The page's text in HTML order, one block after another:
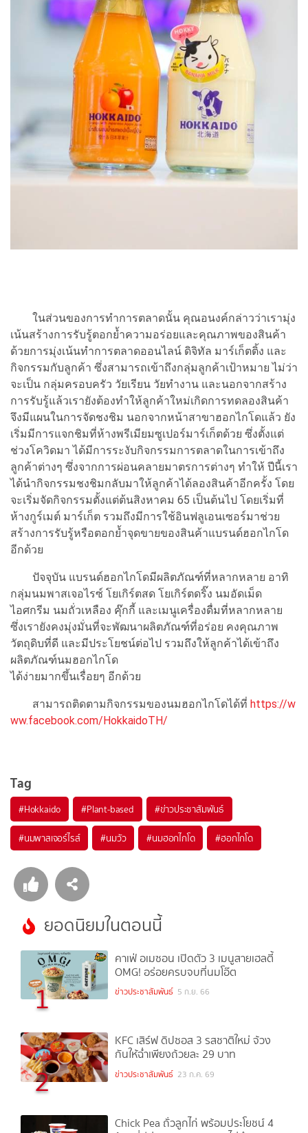
ในส่วนของการทำการตลาดนั้น คุณอนงค์กล่าวว่าเรามุ่ง
เน้นสร้างการรับรู้ตอกย้ำความอร่อยและคุณภาพของสินค้า
ด้วยการมุ่งเน้นทำการตลาดออนไลน์ ดิจิทัล มาร์เก็ตติ้ง และ
กิจกรรมกับลูกค้า ซึ่งสามารถเข้าถึงกลุ่มลูกค้าเป้าหมาย ไม่ว่า
จะเป็น กลุ่มครอบครัว วัยเรียน วัยทำงาน และนอกจากสร้าง
การรับรู้แล้วเรายังต้องทำให้ลูกค้าใหม่เกิดการทดลองสินค้า
จึงมีแผนในการจัดชงชิม นอกจากหน้าสาขาฮอกไกโดแล้ว ยัง
เริ่มมีการแจกชิมที่ห้างพรีเมียมซูเปอร์มาร์เก็ตด้วย ซึ่งตั้งแต่
ช่วงโควิดมา ได้มีการระงับกิจกรรมการตลาดในการเข้าถึง
ลูกค้าต่างๆ ซึ่งจากการผ่อนคลายมาตรการต่างๆ ทำให้ ปีนี้เรา
ได้นำกิจกรรมชงชิมกลับมาให้ลูกค้าได้ลองสินค้าอีกครั้ง โดย
จะเริ่มจัดกิจกรรมตั้งแต่ต้นสิงหาคม 65 เป็นต้นไป โดยเริ่มที่
ห้างกูร์เมต์ มาร์เก็ต รวมถึงมีการใช้อินฟลูเอนเซอร์มาช่วย
สร้างการรับรู้หรือตอกย้ำจุดขายของสินค้าแบรนด์ฮอกไกโด
อีกด้วย
ปัจจุบัน แบรนด์ฮอกไกโดมีผลิตภัณฑ์ที่หลากหลาย อาทิ
กลุ่มนมพาสเจอไรซ์ โยเกิร์ตสด โยเกิร์ตดริ๊ง นมอัดเม็ด
ไอศกรีม นมถั่วเหลือง คุ๊กกี้ และเมนูเครื่องดื่มที่หลากหลาย
ซึ่งเรายังคงมุ่งมั่นที่จะพัฒนาผลิตภัณฑ์ที่อร่อย คงคุณภาพ
วัตถุดิบที่ดี และมีประโยชน์ต่อไป รวมถึงให้ลูกค้าได้เข้าถึง
ผลิตภัณฑ์นมฮอกไกโด
ได้ง่ายมากขึ้นเรื่อยๆ อีกด้วย
สามารถติดตามกิจกรรมของนมฮอกไกโดได้ที่ https://w
ww.facebook.com/HokkaidoTH/
Tag
#Hokkaido #Plant-based #ข่าวประชาสัมพันธ์
#นมพาสเจอร์ไรส์ #นมวัว #นมฮอกไกโด #ฮอกไกโด
ยอดนิยมในตอนนี้
1
คาเฟ่ อเมซอน เปิดตัว 3 เมนูสายเฮลตี้
OMG! อร่อยครบจบที่นมโอ๊ต
ข่าวประชาสัมพันธ์ 5 ก.ย. 66
2
KFC เสิร์ฟ ดิปซอส 3 รสชาติใหม่ จ้วง
กันให้ฉ่ำเพียงถ้วยละ 29 บาท
ข่าวประชาสัมพันธ์ 23 ก.ค. 69
Chick Pea ถั่วลูกไก่ พร้อมประโยชน์ 4